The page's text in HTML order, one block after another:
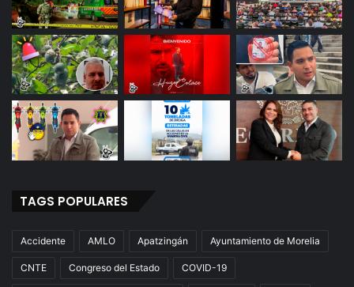
TAGS POPULARES
Accidente AMLO Apatzingán Ayuntamiento de Morelia
CNTE Congreso del Estado COVID-19